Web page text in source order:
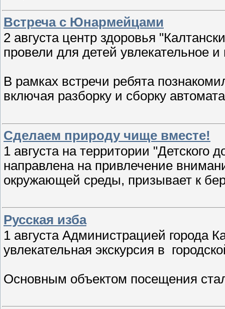
Встреча с Юнармейцами
2 августа центр здоровья
провели для детей увлекательное
В рамках встречи ребята
включая разборку и сборку
Сделаем природу чище вместе!
1 августа на территории
направлена на привлечение
окружающей среды, призывает к
Русская изба
1 августа Администрацией города
увлекательная экскурсия в
Основным объектом посещения